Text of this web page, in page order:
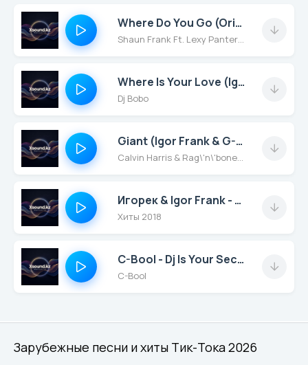
Зарубежные песни и хиты Тик-Тока 2026
Where Do You Go (Original Mix) Clean
Shaun Frank Ft. Lexy Panterra
Where Is Your Love (Igor Frank Remix Radio Edit)
Dj Bobo
Giant (Igor Frank & G-Love Remix)
Calvin Harris & Rag\'n\'bone Man
Игорек & Igor Frank - Подождем 2K18 (Original Mix)
Хиты 2018
C-Bool - Dj Is Your Second Name (Giang Pham)(G-Love & Igor Frank Remix)
C-Bool